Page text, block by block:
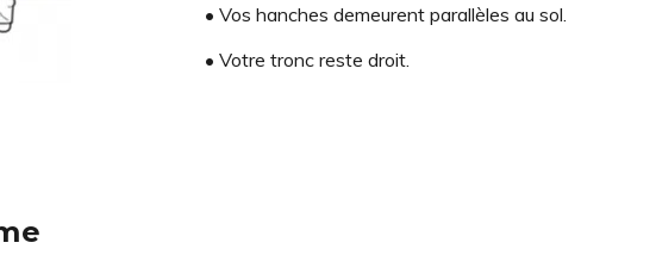
• Vos hanches demeurent parallèles au sol.
• Votre tronc reste droit.